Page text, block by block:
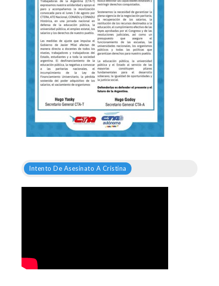
Intento De Asesinato A Cristina